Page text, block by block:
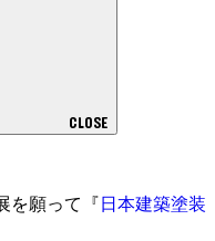
CLOSE
を願って『 日本建築塗装